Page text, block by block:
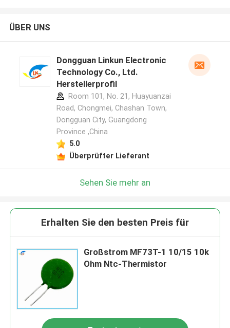
ÜBER UNS
Dongguan Linkun Electronic
Technology Co., Ltd.
Herstellerprofil
Room 101, No. 21, Huayuanzai
Road, Chongmei, Chashan Town,
Dongguan City, Guangdong
Province ,China
5.0
Überprüfter Lieferant
Sehen Sie mehr an
Erhalten Sie den besten Preis für
Großstrom MF73T-1 10/15 10k
Ohm Ntc-Thermistor